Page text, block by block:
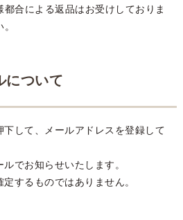
合による返品はお受けしておりま
について
下して、メールアドレスを登録して
でお知らせいたします。
するものではありません。